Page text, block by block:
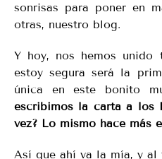
sonrisas para poner en
otras, nuestro blog.
Y hoy, nos hemos unido
estoy segura será la
única en este bonito
escribimos la carta a los
vez? Lo mismo hace más
Así que ahí va la mía, y